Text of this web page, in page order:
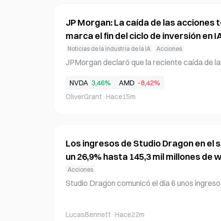
JP Morgan: La caída de las
marca el fin del ciclo de inversión en
Noticias de la industria de la IA Acciones
JPMorgan declaró que la reciente caída de
as empresas de equipos semiconductores
beneficiarse. Según CNBC, el día 5 (hora
NVDA 3,46% AMD -8,42%
OliverGrant · Hace15m
Los ingresos de Studio Dragon en
un 26,9% hasta 145,3 mil millones de
Acciones
Studio Dragon comunicó el día 6 unos
ión diversificada entre cadenas de televisión
LucasBennett · Hace22m